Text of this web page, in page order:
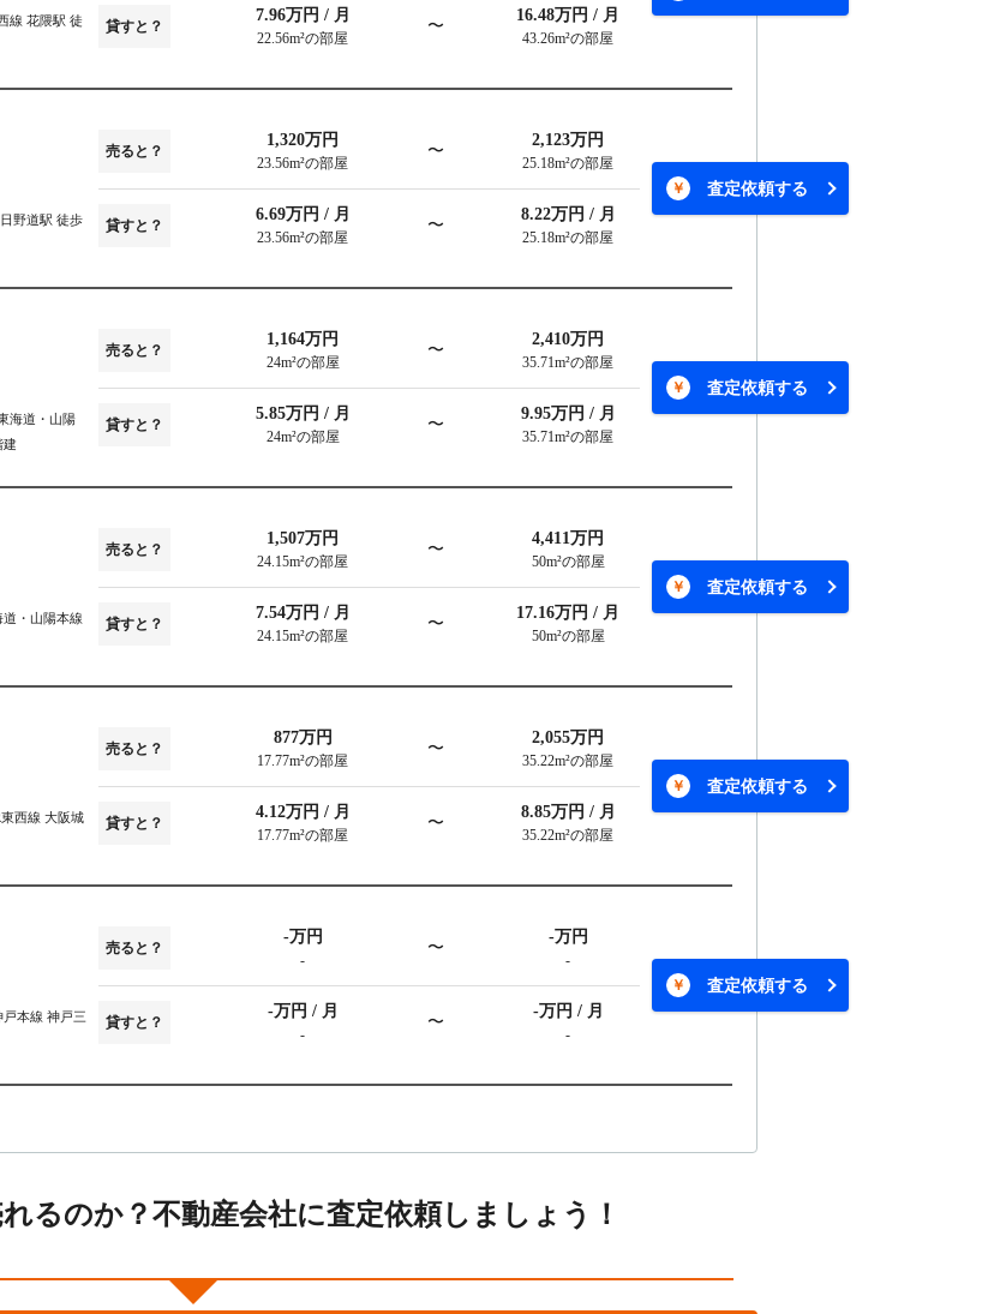
線 花隈駅 徒
貸すと？
7.96万円 / 月
22.56m²の部屋
〜
16.48万円 / 月
43.26m²の部屋
野道駅 徒歩
売ると？
1,320万円
23.56m²の部屋
〜
2,123万円
25.18m²の部屋
貸すと？
6.69万円 / 月
23.56m²の部屋
〜
8.22万円 / 月
25.18m²の部屋
査定依頼する
海道・山陽
建
売ると？
1,164万円
24m²の部屋
〜
2,410万円
35.71m²の部屋
貸すと？
5.85万円 / 月
24m²の部屋
〜
9.95万円 / 月
35.71m²の部屋
査定依頼する
道・山陽本線
売ると？
1,507万円
24.15m²の部屋
〜
4,411万円
50m²の部屋
貸すと？
7.54万円 / 月
24.15m²の部屋
〜
17.16万円 / 月
50m²の部屋
査定依頼する
東西線 大阪城
売ると？
877万円
17.77m²の部屋
〜
2,055万円
35.22m²の部屋
貸すと？
4.12万円 / 月
17.77m²の部屋
〜
8.85万円 / 月
35.22m²の部屋
査定依頼する
戸本線 神戸三
売ると？
-万円
-
〜
-万円
-
貸すと？
-万円 / 月
-
〜
-万円 / 月
-
査定依頼する
るのか？不動産会社に査定依頼しましょう！